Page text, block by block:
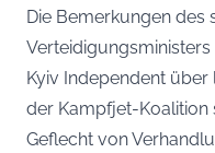
Die Bemerkungen des
Kyiv Independent
der Kampfjet-Koalition
Geflecht von